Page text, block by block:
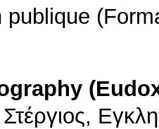
publique